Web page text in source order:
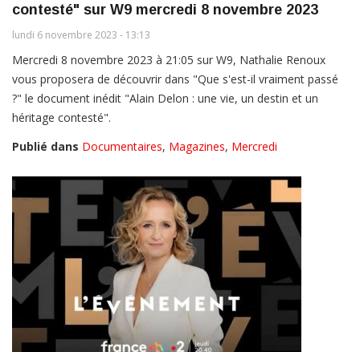
contesté" sur W9 mercredi 8 novembre 2023
lundi 6 novembre 2023 - 13:13
Mercredi 8 novembre 2023 à 21:05 sur W9, Nathalie Renoux
vous proposera de découvrir dans "Que s'est-il vraiment passé
?" le document inédit "Alain Delon : une vie, un destin et un
héritage contesté".
Publié dans Documentaires, Magazines, Mercredi